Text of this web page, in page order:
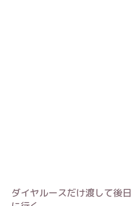
ダイヤルースだけ渡して後